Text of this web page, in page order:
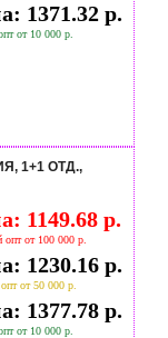
1371.32 р.
от 10 000 р.
1+1 ОТД.,
1149.68 р.
опт от 100 000 р.
1230.16 р.
от 50 000 р.
1377.78 р.
от 10 000 р.